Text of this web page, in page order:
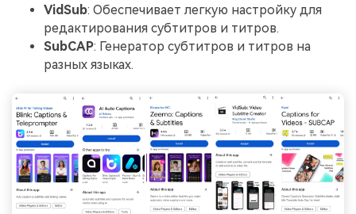
VidSub: Обеспечивает легкую настройку для
редактирования субтитров и титров.
SubCAP: Генератор субтитров и титров на
разных языках.